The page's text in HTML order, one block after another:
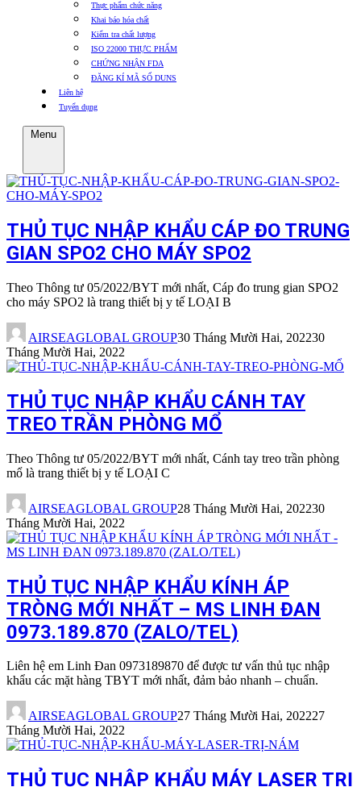
Thực phẩm chức năng
Khai báo hóa chất
Kiểm tra chất lượng
ISO 22000 THỰC PHẨM
CHỨNG NHẬN FDA
ĐĂNG KÍ MÃ SỐ DUNS
Liên hệ
Tuyển dụng
Menu
THỦ TỤC NHẬP KHẨU CÁP ĐO TRUNG
GIAN SPO2 CHO MÁY SPO2
Theo Thông tư 05/2022/BYT mới nhất, Cáp đo trung gian SPO2
cho máy SPO2 là trang thiết bị y tế LOẠI B
AIRSEAGLOBAL GROUP30 Tháng Mười Hai, 202230
Tháng Mười Hai, 2022
THỦ TỤC NHẬP KHẨU CÁNH TAY
TREO TRẦN PHÒNG MỔ
Theo Thông tư 05/2022/BYT mới nhất, Cánh tay treo trần phòng
mổ là trang thiết bị y tế LOẠI C
AIRSEAGLOBAL GROUP28 Tháng Mười Hai, 202230
Tháng Mười Hai, 2022
THỦ TỤC NHẬP KHẨU KÍNH ÁP
TRÒNG MỚI NHẤT – MS LINH ĐAN
0973.189.870 (ZALO/TEL)
Liên hệ em Linh Đan 0973189870 để được tư vấn thủ tục nhập
khẩu các mặt hàng TBYT mới nhất, đảm bảo nhanh – chuẩn.
AIRSEAGLOBAL GROUP27 Tháng Mười Hai, 202227
Tháng Mười Hai, 2022
THỦ TỤC NHẬP KHẨU MÁY LASER TRỊ